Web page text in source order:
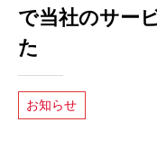
で当社のサー
た
お知らせ